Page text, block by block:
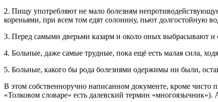
2. Пищу употребляют не мало болезням
кореньями, при всем том едят солонину, пьют долгостойную
3. Перед самыми дверьми казарм и около оных выбрасывают и
4. Больные, даже самые трудные, пока ещё есть малая сила,
5. Больные, какого бы рода болезнями одержимы ни были,
В этом собственноручно написанном документе, кроме чисто
«Толковом словаре» есть далевский термин